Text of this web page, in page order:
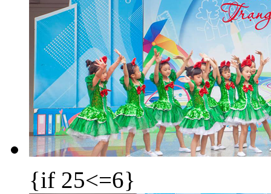
{if 25<=6}